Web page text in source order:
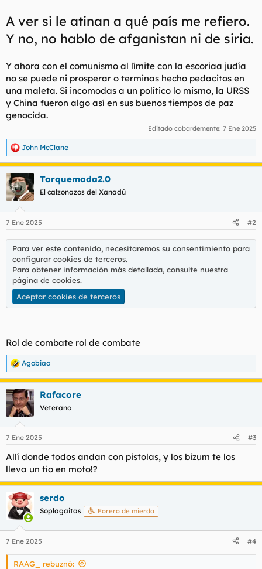
m
a
A ver si le atinan a qué país me refiero.
Y no, no hablo de afganistan ni de siria.
Y ahora con el comunismo al límite con la escoriaa judía
no se puede ni prosperar o terminas hecho pedacitos en
una maleta. Si incomodas a un político lo mismo, la URSS
y China fueron algo así en sus buenos tiempos de paz
genocida.
Editado cobardemente: 7 Ene 2025
R
e
a
c
c
i
e
John McClane
Torquemada2.0
El calzonazos del Xanadú
7 Ene 2025 #2
Para ver este contenido, necesitaremos su consentimiento para
configurar cookies de terceros.
Para obtener información más detallada, consulte nuestra
página de cookies.
Aceptar cookies de terceros
Rol de combate rol de combate
R
e
a
c
c
i
e
:
Agobiao
Rafacore
Veterano
7 Ene 2025 #3
Allí donde todos andan con pistolas, y los bizum te los
lleva un tío en moto!?
serdo
Soplagaitas Forero de mierda
7 Ene 2025 #4
RAAG_ rebuznó: